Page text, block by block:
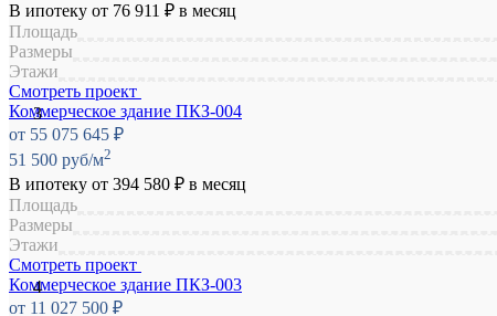
В ипотеку от 76 911 ₽ в месяц
Площадь
Размеры
Этажи
Смотреть проект
Коммерческое здание ПКЗ-004
от 55 075 645 ₽
51 500 руб/м2
В ипотеку от 394 580 ₽ в месяц
Площадь
Размеры
Этажи
Смотреть проект
Коммерческое здание ПКЗ-003
от 11 027 500 ₽